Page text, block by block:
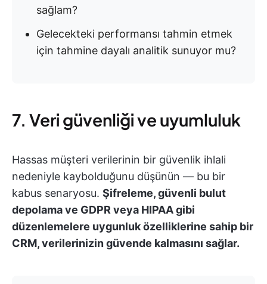
sağlam?
Gelecekteki performansı tahmin etmek
için tahmine dayalı analitik sunuyor mu?
7. Veri güvenliği ve uyumluluk
Hassas müşteri verilerinin bir güvenlik ihlali
nedeniyle kaybolduğunu düşünün — bu bir
kabus senaryosu. Şifreleme, güvenli bulut
depolama ve GDPR veya HIPAA gibi
düzenlemelere uygunluk özelliklerine sahip bir
CRM, verilerinizin güvende kalmasını sağlar.